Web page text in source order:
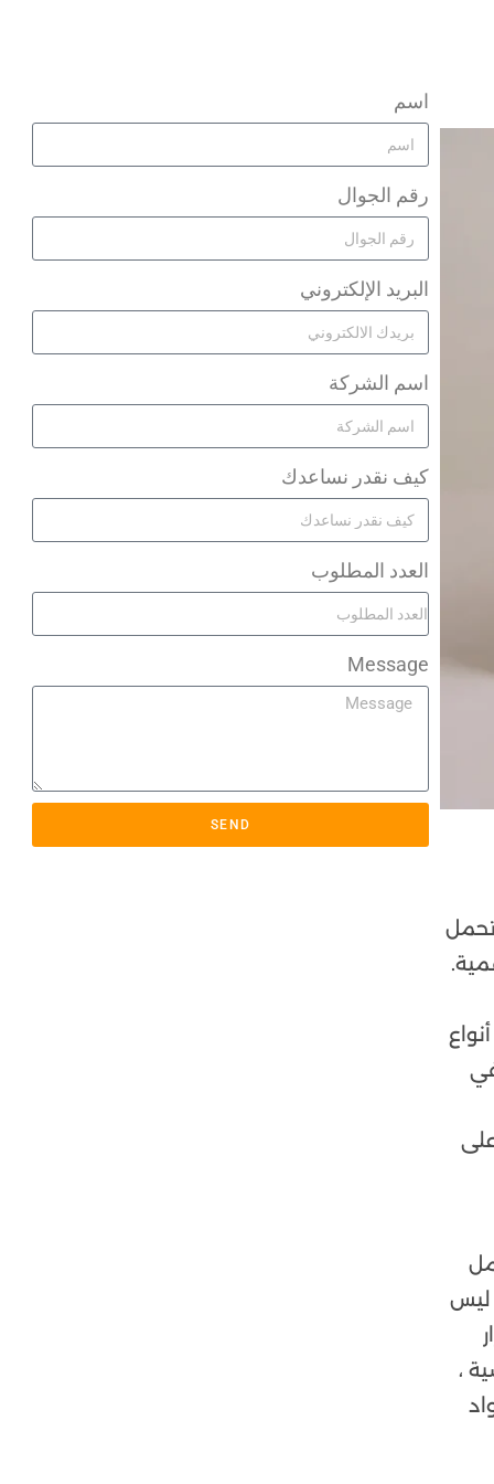
ليس
،
اسم
رقم الجوال
البريد الإلكتروني
اسم الشركة
كيف نقدر نساعدك
العدد المطلوب
Message
SEND